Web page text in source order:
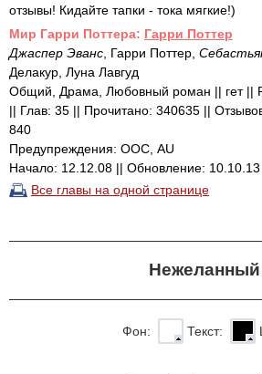
отзывы! Кидайте тапки - тока мягкие!)
Mир Гарри Поттера: Гарри Поттер
Джаспер Эванс , Гарри Поттер,
Делакур, Луна Лавгуд
Общий, Драма, Любовный роман || гет ||
|| Глав: 35 || Прочитано: 340635 ||
840
Предупреждения: ООС, AU
Начало: 12.12.08 || Обновление: 10.10.13
Все главы на одной странице
Нежеланный
Текст:
Фон: